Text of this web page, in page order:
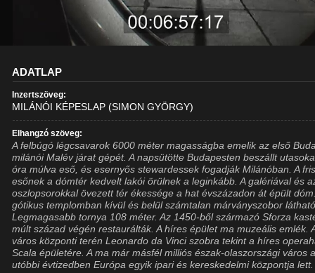
ADATLAP
Inzertszöveg:
MILÁNÓI KÉPESLAP (SIMON GYÖRGY)
Elhangzó szöveg:
A felbúgó légcsavarok 6000 méter magasságba emelik az első
milánói Malév járat gépét. A napsütötte Budapesten beszállt
óra múlva eső, és esernyős stewardessek fogadják Milánóban. A
esőnek a dómtér kedvelt lakói örülnek a leginkább. A galériával és
oszlopsorokkal övezett tér ékessége a hat évszázadon át épült
gótikus templomban kívül és belül számtalan márványszobor
Legmagasabb tornya 108 méter. Az 1450-ből származó Sforza
múlt század végén restaurálták. A híres épület ma muzeális emlék.
város központi terén Leonardo da Vinci szobra tekint a híres
Scala épületére. A ma már másfél milliós észak-olaszországi város
utóbbi évtizedben Európa egyik ipari és kereskedelmi központja lett.